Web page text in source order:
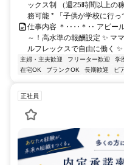
ックス制 （週25時間以上の
務可能 * 「子供が学校に行
仕事内容 ＊‥‥＊‥ アピー
～！高水準の報酬設定 ✨ マ
ルフレックスで自由に働く
主婦・主夫歓迎 フリーター歓迎 学
在宅OK
ブランクOK 長期歓迎 ピ
正社員